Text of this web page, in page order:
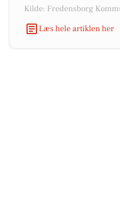
Kilde: Fredensborg
Læs hele artiklen her